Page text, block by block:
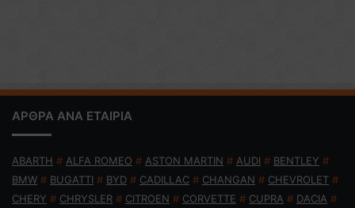
ΑΡΘΡΑ ΑΝΑ ΕΤΑΙΡΙΑ
ABARTH # ALFA ROMEO # ASTON MARTIN # AUDI # BENTLEY #
BMW # BUGATTI # BYD # CADILLAC # CHANGAN # CHEVROLET #
CHERY # CHRYSLER # CITROEN # CORVETTE # CUPRA # DACIA #